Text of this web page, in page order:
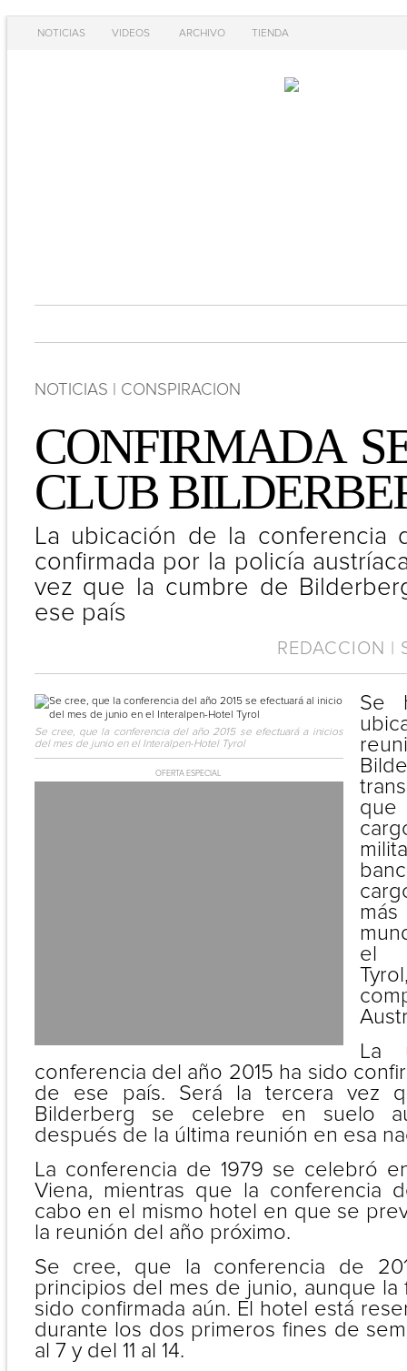
NOTICIAS VIDEOS ARCHIVO TIENDA
NOTICIAS | CONSPIRACION
CONFIRMADA
CLUB
La ubicación de la conferencia
confirmada por la policía
vez que la cumbre de
ese país
REDACCION |
Se cree, que la conferencia del año 2015 se efectuará a inicios
del mes de junio en el Interalpen-Hotel Tyrol
OFERTA ESPECIAL
Se
el
La
conferencia del año 2015 ha sido
de ese país. Será la tercera vez
Bilderberg se celebre en suelo
después de la última reunión en esa
La conferencia de 1979 se celebró
Viena, mientras que la conferencia
cabo en el mismo hotel en que se
la reunión del año próximo.
Se cree, que la conferencia de
principios del mes de junio, aunque la
sido confirmada aún. El hotel está
durante los dos primeros fines de
al 7 y del 11 al 14.